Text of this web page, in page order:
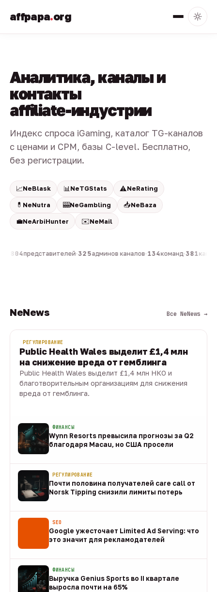
affpapa.org
Аналитика, каналы и
контакты
affiliate-индустрии
Индекс спроса iGaming, каталог TG-каналов
с ценами и CPM, базы C-level. Бесплатно,
без регистрации.
📈NeBlask 📊 NeTGStats ⚠️NeRating
💊 NeNutra 🎰NeGambling 📥NeBaza
💼NeArbiHunter ✉️NeMail
804представителей·325админов каналов·134команд·381
NeNews Все NeNews →
РЕГУЛИРОВАНИЕ
Public Health Wales выделит £1,4 млн
на снижение вреда от гемблинга
Public Health Wales выделит £1,4 млн НКО и
благотворительным организациям для снижения
вреда от гемблинга.
ФИНАНСЫ
Wynn Resorts превысила прогнозы за Q2
благодаря Macau, но США просели
РЕГУЛИРОВАНИЕ
Почти половина получателей care call от
Norsk Tipping снизили лимиты потерь
SEO
Google ужесточает Limited Ad Serving: что
это значит для рекламодателей
ФИНАНСЫ
Выручка Genius Sports во II квартале
выросла почти на 65%